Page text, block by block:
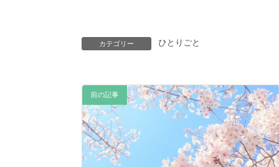
カテゴリー ひとりごと
前の記事